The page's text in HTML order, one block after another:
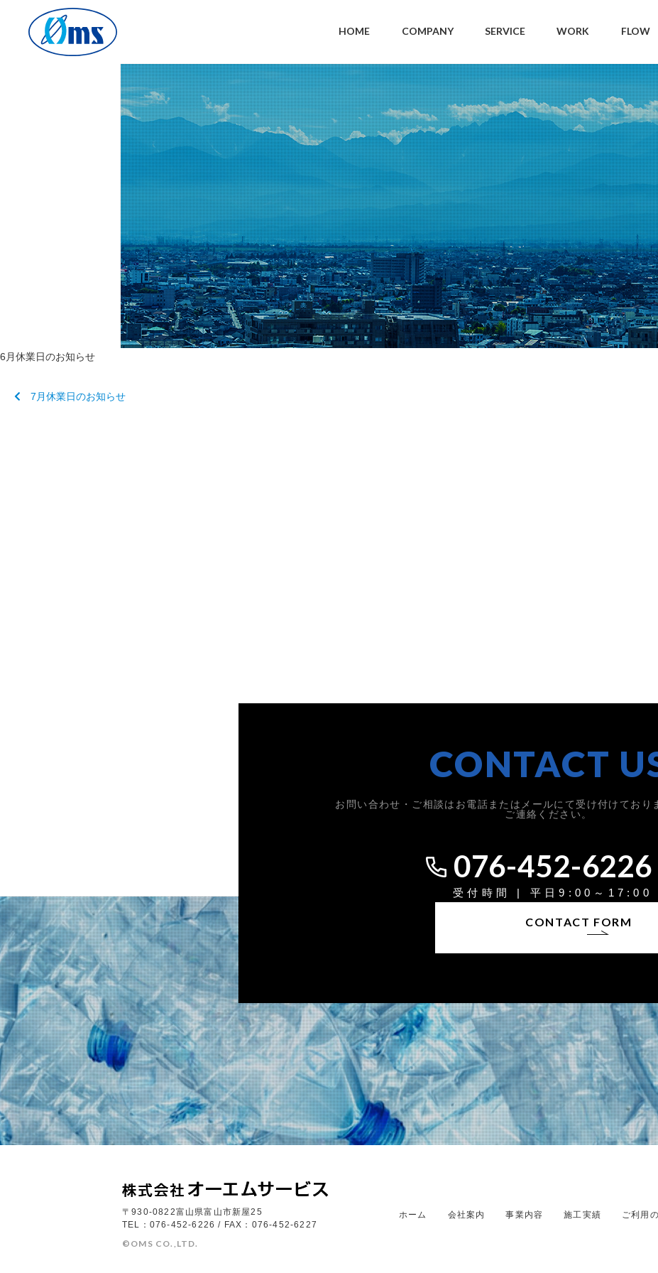
HOME COMPANY SERVICE WORK FLOW
6月休業日のお知らせ
7月休業日のお知らせ
CONTACT
お問い合わせ・ご相談はお電話またはメールにて受け付けており
ご連絡ください。
076-452-6226
受付時間 | 平日9:00～17:00
CONTACT FORM
〒930-0822富山県富山市新屋25
TEL：076-452-6226 / FAX：076-452-6227
©OMS CO.,LTD.
ホーム 会社案内 事業内容 施工実績 ご利用